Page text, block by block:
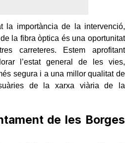
la importància de la intervenció,
la fibra òptica és una oportunitat
carreteres. Estem aprofitant
l’estat general de les vies,
segura i a una millor qualitat de
de la xarxa viària de la
de les Borges